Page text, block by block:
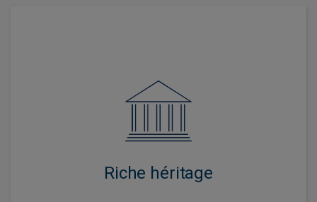
Riche héritage
L’investissement multi actifs est au cœur de notre
solides références en allocation d’actifs, sélection de
titres et de gestionnaires, investissement responsable
et gestion des risques.